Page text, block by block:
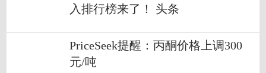
入排行榜来了！ 头条
PriceSeek提醒：丙酮价格上调300
元/吨